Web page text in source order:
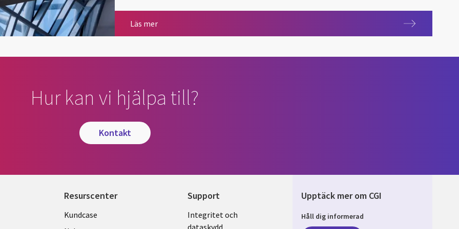
Läs merBeredskapsresan
Hur kan vi hjälpa till?
kontakt
Resurscenter
Library
Kundcase
Support
Legal
Integritet och
dataskydd
Upptäck mer om CGI
Håll dig informerad